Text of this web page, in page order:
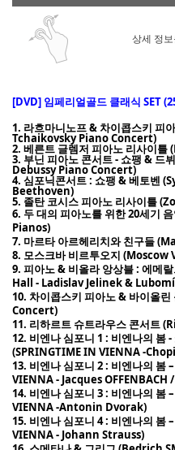
상세 정
[DVD] 임페리얼골드 클래식 SET
1. 라흐마니노프 & 차이콥스키
Tchaikovsky Piano Concert)
2. 베른트 글렘저 피아노 리사이
3. 부닌 피아노 콘서트 - 쇼팽 &
Debussy Piano Concert)
4. 심포닉콘서트 : 쇼팽 & 베토벤
Beethoven)
5. 졸탄 코시스 피아노 리사이틀
6. 두 대의 피아노를 위한 20세기
Pianos)
7. 마르타 아르헤리치와 친구들
8. 모스크바 비르투오지
9. 피아노 & 비올라 앙상블 : 에메
Hall - Ladislav Jelinek &
10. 차이콥스키 피아노 & 바이올
Concert)
11. 리하르트 슈트라우스 콘서트
12. 비엔나 심포니 1 : 비엔나의 봄
(SPRINGTIME IN VIENNA -
13. 비엔나 심포니 2 : 비엔나의 봄
VIENNA - Jacques OFFENBACH
14. 비엔나 심포니 3 : 비엔나의 봄
VIENNA -Antonin Dvorak)
15. 비엔나 심포니 4 : 비엔나의 봄
VIENNA - Johann Strauss)